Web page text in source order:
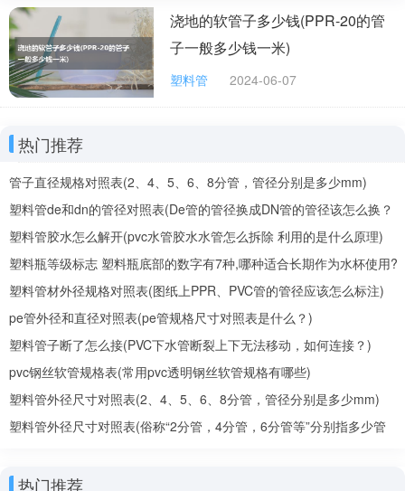
管理体系。东莞宝奕塑胶制品有限公司的诚信、实力和产
品质量获得业界的认可。
3.河北雄县建华塑胶制品有限公司是创建于一九
八五年。主场位于京、津、石三大城市中心地带，南临白
速，分厂位于天津滨海新区，交通均十分便利。公司占地
120亩，注册资金5001万，现有职工260人，高级技术人
员31人，拥有多条国内先进的全自动生产线，是北方规模
较大的专业塑管制造商。公司生产的“予惠”牌管材、管件
全部通过国家检测及IS09001-2000国际质量体系认证并
获得“保定知名品牌”及“河北著名商标”殊荣。
4.上海实泉实业有限公司总部位于上海市松江工
业园区，成立于1996年。公司多年来一直秉承着“诚信为
本，质量至上。”的原则，赢得了广大客户的信任与好评。
PVDF(聚偏氟乙烯)系列产品，迎合了市场的前沿需求，
浇地的软管子多少钱(PPR-20的管
子一般多少钱一米)
塑料管 2024-06-07
热门推荐
管子直径规格对照表(2、4、5、6、8分管，管径分别是多少mm)
塑料管de和dn的管径对照表(De管的管径换成DN管的管径该怎么换？
De、DN是什么意思？)
塑料管胶水怎么解开(pvc水管胶水水管怎么拆除 利用的是什么原理)
塑料瓶等级标志 塑料瓶底部的数字有7种,哪种适合长期作为水杯使用?
塑料管材外径规格对照表(图纸上PPR、PVC管的管径应该怎么标注)
pe管外径和直径对照表(pe管规格尺寸对照表是什么？)
塑料管子断了怎么接(PVC下水管断裂上下无法移动，如何连接？)
pvc钢丝软管规格表(常用pvc透明钢丝软管规格有哪些)
塑料管外径尺寸对照表(2、4、5、6、8分管，管径分别是多少mm)
塑料管外径尺寸对照表(俗称“2分管，4分管，6分管等”分别指多少管
热门推荐